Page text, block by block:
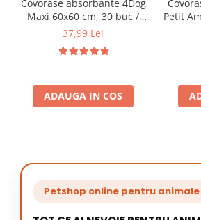
Covorase absorbante 4Dog
Maxi 60x60 cm, 30 buc /
pachet
37,99 Lei
ADAUGA IN COS
Petit
Petshop online pentru